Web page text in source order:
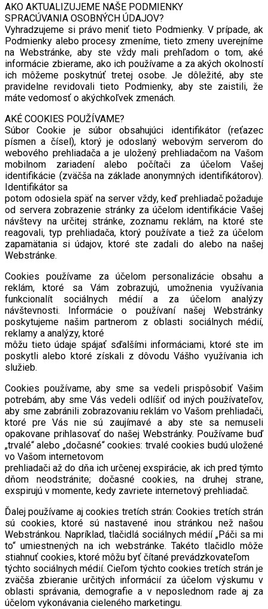
AKO AKTUALIZUJEME NAŠE PODMIENKY
SPRACÚVANIA OSOBNÝCH ÚDAJOV?
Vyhradzujeme si právo meniť tieto Podmienky. V prípade, ak
Podmienky alebo procesy zmeníme, tieto zmeny uverejníme
na Webstránke, aby ste vždy mali prehľadom o tom, aké
informácie zbierame, ako ich používame a za akých okolností
ich môžeme poskytnúť tretej osobe. Je dôležité, aby ste
pravidelne revidovali tieto Podmienky, aby ste zaistili, že
máte vedomosť o akýchkoľvek zmenách.
AKÉ COOKIES POUŽÍVAME?
Súbor Cookie je súbor obsahujúci identifikátor (reťazec
písmen a čísel), ktorý je odoslaný webovým serverom do
webového prehliadača a je uložený prehliadačom na Vašom
mobilnom zariadení alebo počítači za účelom Vašej
identifikácie (zväčša na základe anonymných identifikátorov).
Identifikátor sa
potom odosiela späť na server vždy, keď prehliadač požaduje
od servera zobrazenie stránky za účelom identifikácie Vašej
návštevy na určitej stránke, zoznamu reklám, na ktoré ste
reagovali, typ prehliadača, ktorý používate a tiež za účelom
zapamätania si údajov, ktoré ste zadali do alebo na našej
Webstránke.
Cookies používame za účelom personalizácie obsahu a
reklám, ktoré sa Vám zobrazujú, umožnenia využívania
funkcionalít sociálnych médií a za účelom analýzy
návštevnosti. Informácie o používaní našej Webstránky
poskytujeme našim partnerom z oblasti sociálnych médií,
reklamy a analýzy, ktoré
môžu tieto údaje spájať sďalšími informáciami, ktoré ste im
poskytli alebo ktoré získali z dôvodu Vášho využívania ich
služieb.
Cookies používame, aby sme sa vedeli prispôsobiť Vašim
potrebám, aby sme Vás vedeli odlíšiť od iných používateľov,
aby sme zabránili zobrazovaniu reklám vo Vašom prehliadači,
ktoré pre Vás nie sú zaujímavé a aby ste sa nemuseli
opakovane prihlasovať do našej Webstránky. Používame buď
„trvalé“ alebo „dočasné“ cookies: trvalé cookies budú uložené
vo Vašom internetovom
prehliadači až do dňa ich určenej exspirácie, ak ich pred týmto
dňom neodstránite; dočasné cookies, na druhej strane,
exspirujú v momente, kedy zavriete internetový prehliadač.
Ďalej používame aj cookies tretích strán: Cookies tretích strán
sú cookies, ktoré sú nastavené inou stránkou než našou
Webstránkou. Napríklad, tlačidlá sociálnych médií „Páči sa mi
to“ umiestnených na ich webstránke. Takéto tlačidlo môže
stiahnuť cookies, ktoré môžu byť čítané prevádzkovateľom
týchto sociálnych médií. Cieľom týchto cookies tretích strán je
zväčša zbieranie určitých informácií za účelom výskumu v
oblasti správania, demografie a v neposlednom rade aj za
účelom vykonávania cieleného marketingu.